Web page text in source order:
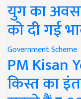
युग का
को दी गई
Government Scheme
PM Kisan
किस्त का